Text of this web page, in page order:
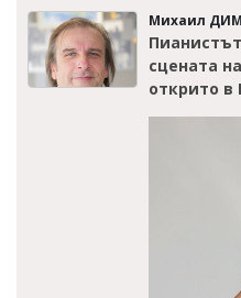
Михаил
сцената
открито в